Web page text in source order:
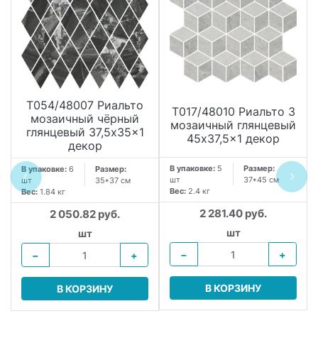
T054/48007 Риальто
мозаичный чёрный
глянцевый 37,5x35x1
декор
В упаковке: 6
шт
Размер:
35*37 см
Вес: 1.84 кг
2 050.82 руб.
шт
−
+
В КОРЗИНУ
T017/48010 Риальто 3
мозаичный глянцевый
45x37,5x1 декор
В упаковке: 5
шт
Размер:
37*45 см
Вес: 2.4 кг
2 281.40 руб.
шт
−
+
В КОРЗИНУ